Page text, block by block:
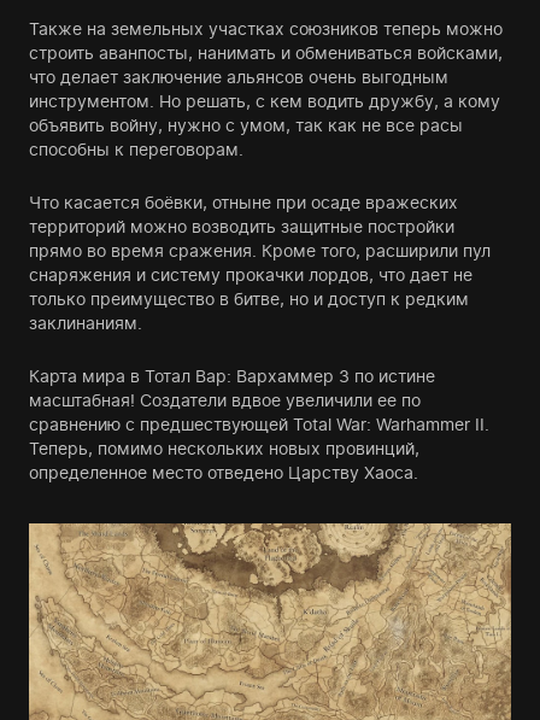
Также на земельных участках союзников теперь можно
строить аванпосты, нанимать и обмениваться войсками,
что делает заключение альянсов очень выгодным
инструментом. Но решать, с кем водить дружбу, а кому
объявить войну, нужно с умом, так как не все расы
способны к переговорам.
Что касается боёвки, отныне при осаде вражеских
территорий можно возводить защитные постройки
прямо во время сражения. Кроме того, расширили пул
снаряжения и систему прокачки лордов, что дает не
только преимущество в битве, но и доступ к редким
заклинаниям.
Карта мира в Тотал Вар: Вархаммер 3 по истине
масштабная! Создатели вдвое увеличили ее по
сравнению с предшествующей Total War: Warhammer II.
Теперь, помимо нескольких новых провинций,
определенное место отведено Царству Хаоса.